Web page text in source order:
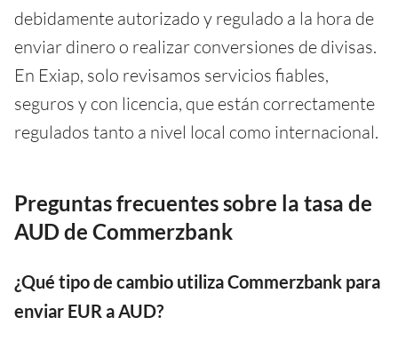
debidamente autorizado y regulado a la hora de
enviar dinero o realizar conversiones de divisas.
En Exiap, solo revisamos servicios fiables,
seguros y con licencia, que están correctamente
regulados tanto a nivel local como internacional.
Preguntas frecuentes sobre la tasa de
AUD de Commerzbank
¿Qué tipo de cambio utiliza Commerzbank para
enviar EUR a AUD?